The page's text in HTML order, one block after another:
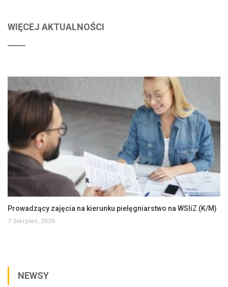
WIĘCEJ AKTUALNOŚCI
Prowadzący zajęcia na kierunku pielęgniarstwo na WSIiZ (K/M)
7 Sierpień, 2026
NEWSY